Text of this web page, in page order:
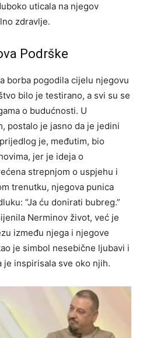
uticala na njegov
zdravlje.
Podrške
borba pogodila cijelu njegovu
bilo je testirano, a svi su se
o budućnosti. U
postalo je jasno da je jedini
je, međutim, bio
jer je ideja o
strepnjom o uspjehu i
trenutku, njegova punica
“Ja ću donirati bubreg.”
Nerminov život, već je
između njega i njegove
je simbol nesebične ljubavi i
je inspirisala sve oko njih.